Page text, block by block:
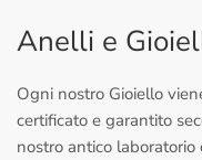
Anelli e
Ogni nostro Gioiello
certificato e garantito
nostro antico